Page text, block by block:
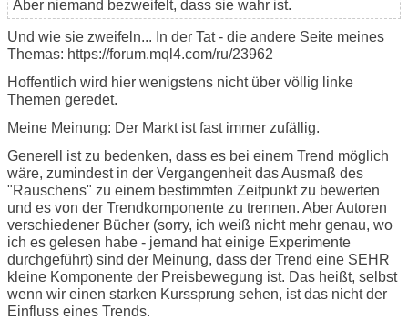
Aber niemand bezweifelt, dass sie wahr ist.
Und wie sie zweifeln... In der Tat - die andere Seite meines
Themas: https://forum.mql4.com/ru/23962
Hoffentlich wird hier wenigstens nicht über völlig linke
Themen geredet.
Meine Meinung: Der Markt ist fast immer zufällig.
Generell ist zu bedenken, dass es bei einem Trend möglich
wäre, zumindest in der Vergangenheit das Ausmaß des
"Rauschens" zu einem bestimmten Zeitpunkt zu bewerten
und es von der Trendkomponente zu trennen. Aber Autoren
verschiedener Bücher (sorry, ich weiß nicht mehr genau, wo
ich es gelesen habe - jemand hat einige Experimente
durchgeführt) sind der Meinung, dass der Trend eine SEHR
kleine Komponente der Preisbewegung ist. Das heißt, selbst
wenn wir einen starken Kurssprung sehen, ist das nicht der
Einfluss eines Trends.